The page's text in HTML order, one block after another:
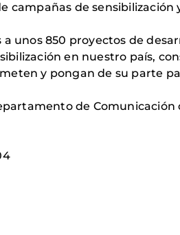
campañas de
a unos 850 proyectos de
en nuestro país,
y pongan de su parte
de Comunicación